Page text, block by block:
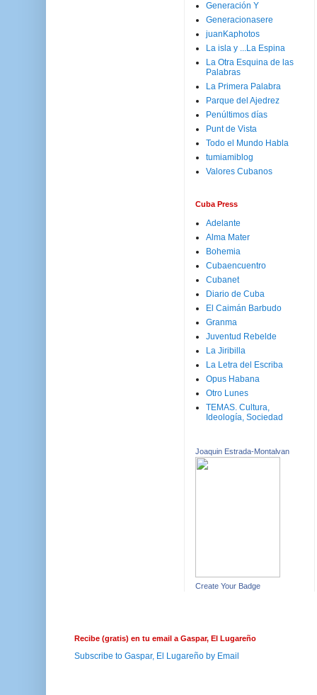
Generación Y
Generacionasere
juanKaphotos
La isla y ...La Espina
La Otra Esquina de las
Palabras
La Primera Palabra
Parque del Ajedrez
Penúltimos días
Punt de Vista
Todo el Mundo Habla
tumiamiblog
Valores Cubanos
Cuba Press
Adelante
Alma Mater
Bohemia
Cubaencuentro
Cubanet
Diario de Cuba
El Caimán Barbudo
Granma
Juventud Rebelde
La Jiribilla
La Letra del Escriba
Opus Habana
Otro Lunes
TEMAS. Cultura,
Ideología, Sociedad
Joaquin Estrada-Montalvan
Create Your Badge
Recibe (gratis) en tu email a Gaspar, El Lugareño
Subscribe to Gaspar, El Lugareño by Email